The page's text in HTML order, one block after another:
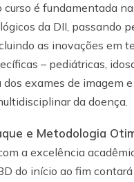
é fundamentada
da DII, passando
as inovações em
– pediátricas,
exames de imagem
da doença.
e Metodologia
a excelência
do início ao fim